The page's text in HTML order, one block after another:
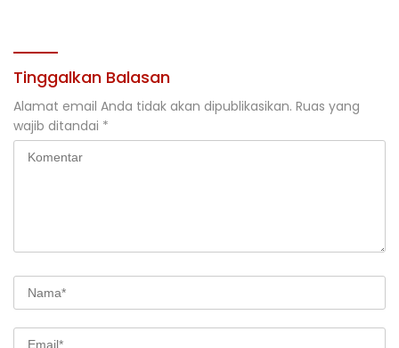
Tinggalkan Balasan
Alamat email Anda tidak akan dipublikasikan. Ruas yang
wajib ditandai *